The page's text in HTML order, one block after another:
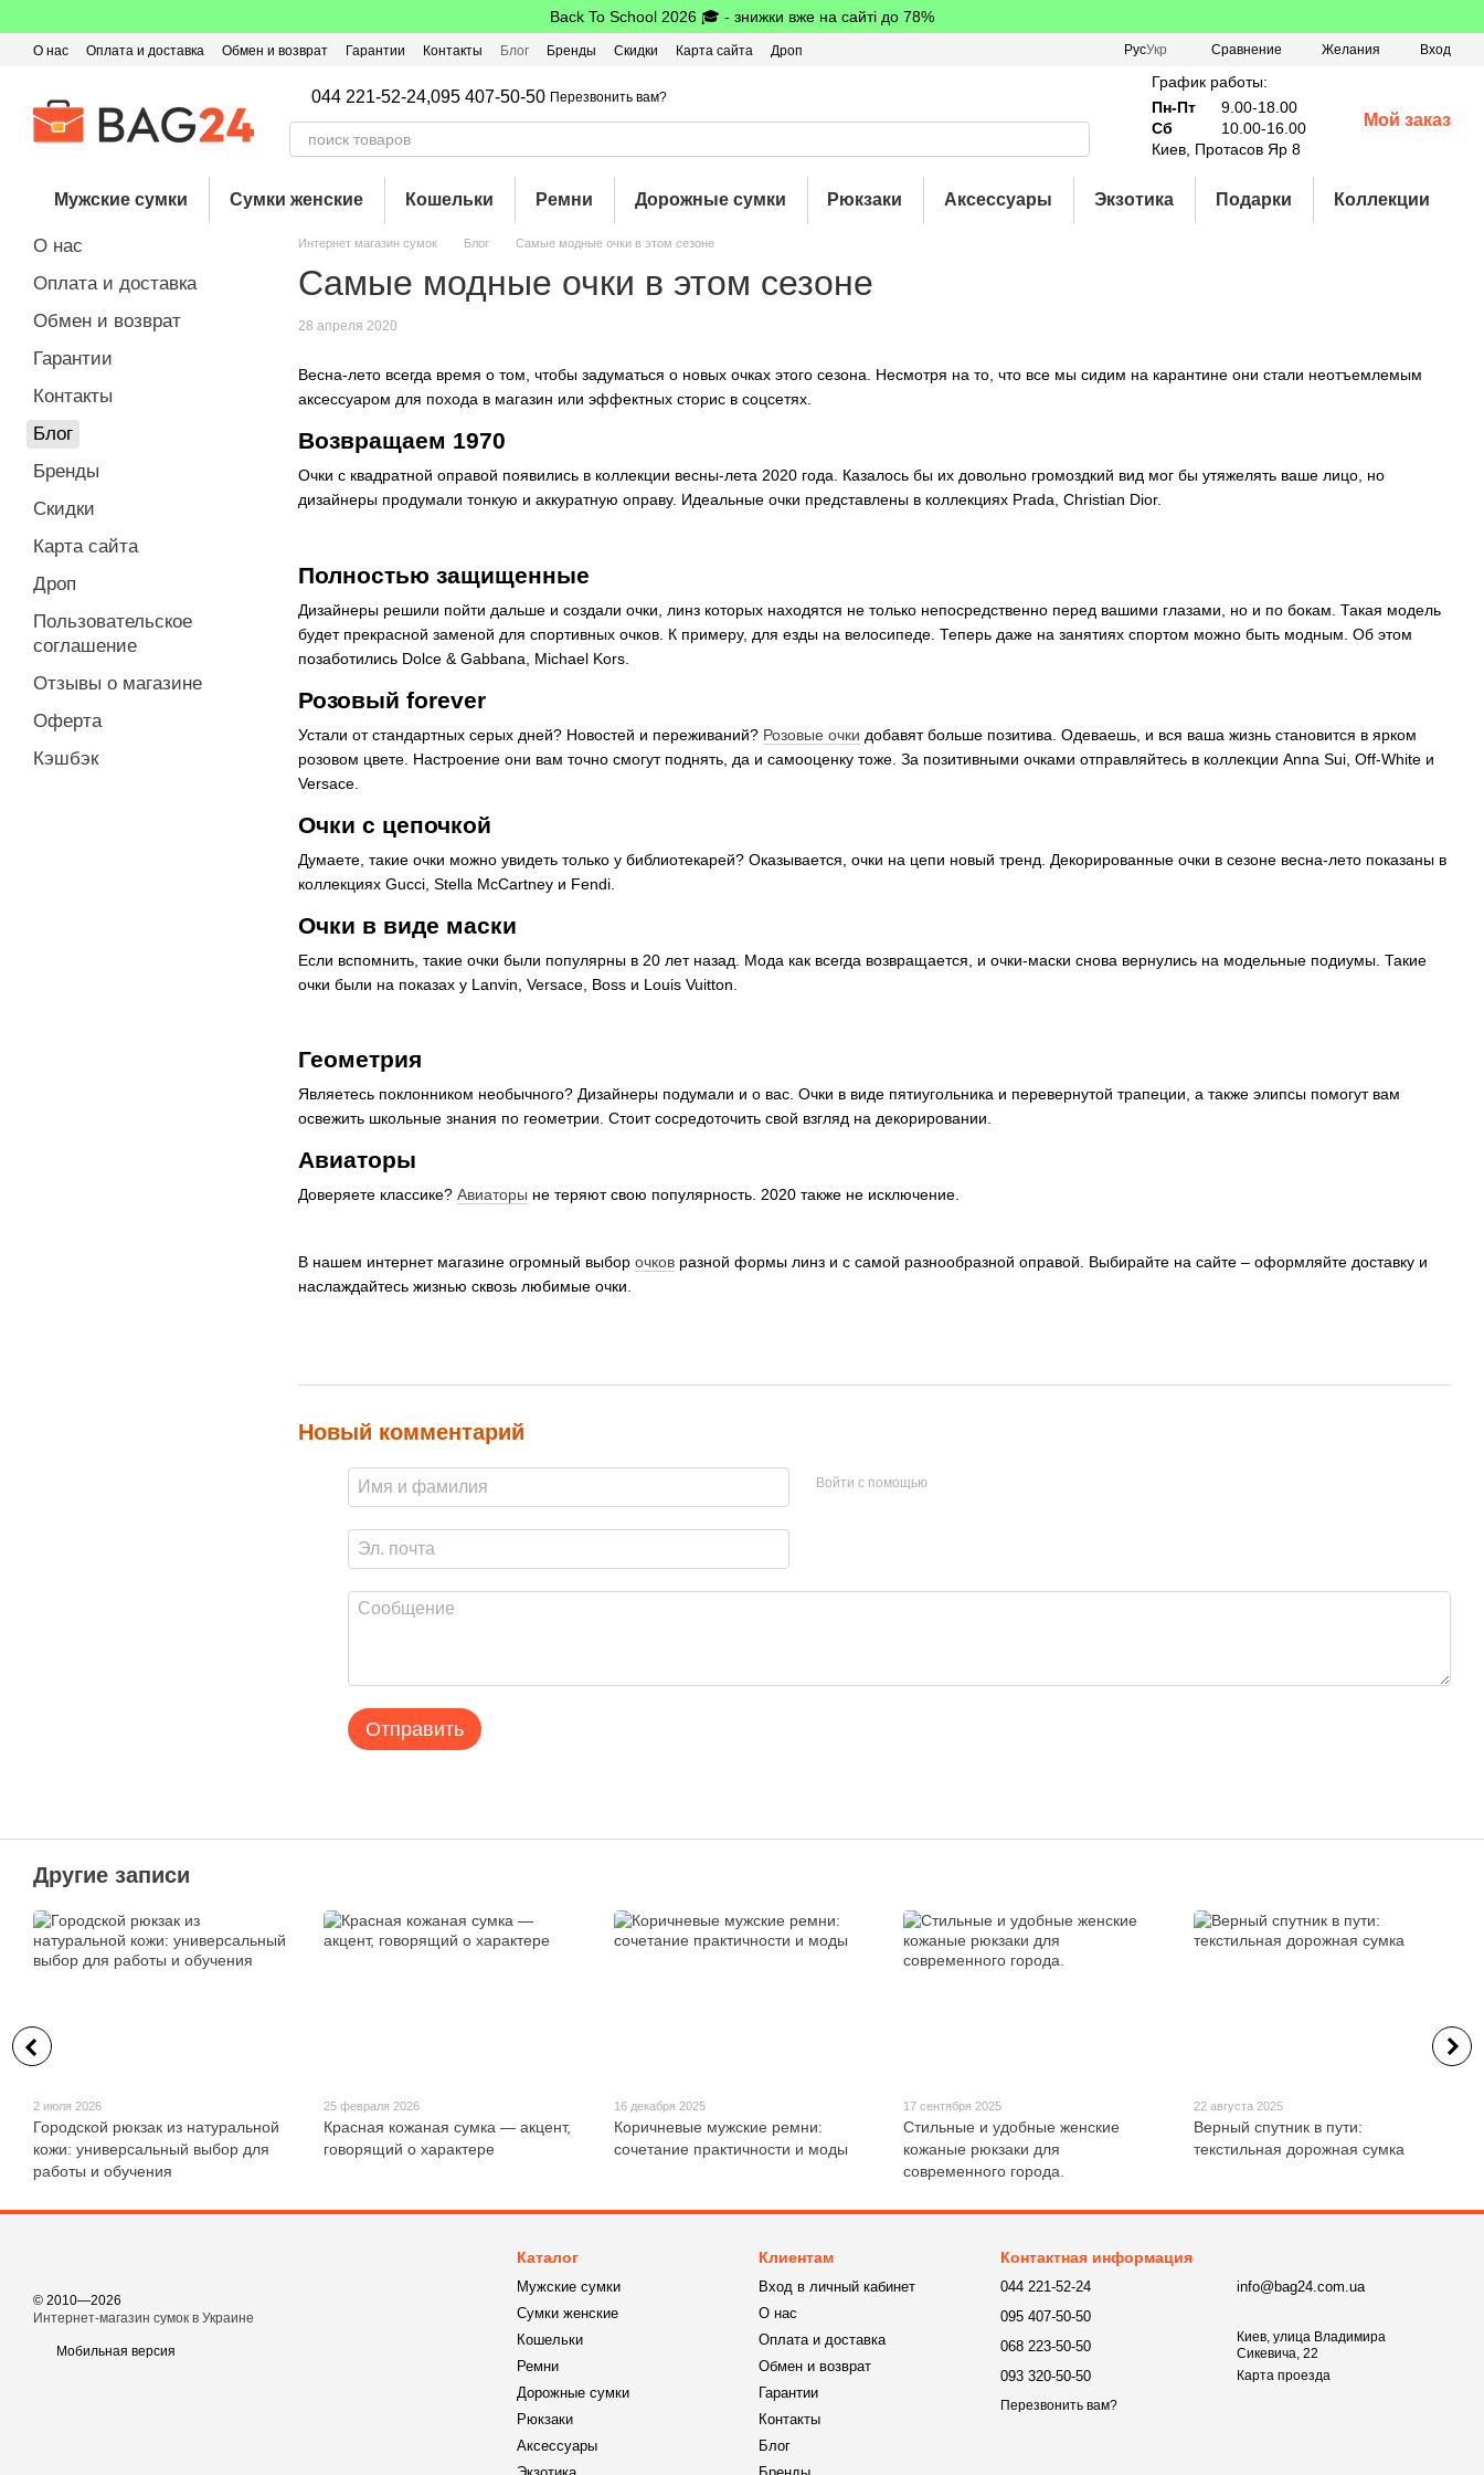
Back To School 2026 🎓 - знижки вже на сайті до 78%
О нас Оплата и доставка Обмен и возврат Гарантии Контакты Блог Бренды Скидки Карта сайта
Дроп
РусУкр Сравнение Желания Вход
044 221-52-24,095 407-50-50 Перезвонить вам?
График работы:
Пн-Пт
9.00-18.00
Сб
10.00-16.00
Киев, Протасов Яр 8
Мой заказ
Мужские сумки Сумки женские Кошельки Ремни Дорожные сумки Рюкзаки Аксессуары Экзотика Подарки Коллекции
Интернет магазин сумок Блог Самые модные очки в этом сезоне
Самые модные очки в этом сезоне
28 апреля 2020
Весна-лето всегда время о том, чтобы задуматься о новых очках этого сезона. Несмотря на то, что все мы сидим на карантине они стали неотъемлемым
аксессуаром для похода в магазин или эффектных сторис в соцсетях.
Возвращаем 1970
Очки с квадратной оправой появились в коллекции весны-лета 2020 года. Казалось бы их довольно громоздкий вид мог бы утяжелять ваше лицо, но
дизайнеры продумали тонкую и аккуратную оправу. Идеальные очки представлены в коллекциях Prada, Christian Dior.
Полностью защищенные
Дизайнеры решили пойти дальше и создали очки, линз которых находятся не только непосредственно перед вашими глазами, но и по бокам. Такая модель
будет прекрасной заменой для спортивных очков. К примеру, для езды на велосипеде. Теперь даже на занятиях спортом можно быть модным. Об этом
позаботились Dolce & Gabbana, Michael Kors.
Розовый forever
Устали от стандартных серых дней? Новостей и переживаний? Розовые очки добавят больше позитива. Одеваешь, и вся ваша жизнь становится в ярком
розовом цвете. Настроение они вам точно смогут поднять, да и самооценку тоже. За позитивными очками отправляйтесь в коллекции Anna Sui, Off-White и
Versace.
Очки с цепочкой
Думаете, такие очки можно увидеть только у библиотекарей? Оказывается, очки на цепи новый тренд. Декорированные очки в сезоне весна-лето показаны в
коллекциях Gucci, Stella McCartney и Fendi.
Очки в виде маски
Если вспомнить, такие очки были популярны в 20 лет назад. Мода как всегда возвращается, и очки-маски снова вернулись на модельные подиумы. Такие
очки были на показах у Lanvin, Versace, Boss и Louis Vuitton.
Геометрия
Являетесь поклонником необычного? Дизайнеры подумали и о вас. Очки в виде пятиугольника и перевернутой трапеции, а также элипсы помогут вам
освежить школьные знания по геометрии. Стоит сосредоточить свой взгляд на декорировании.
Авиаторы
Доверяете классике? Авиаторы не теряют свою популярность. 2020 также не исключение.
В нашем интернет магазине огромный выбор очков разной формы линз и с самой разнообразной оправой. Выбирайте на сайте – оформляйте доставку и
наслаждайтесь жизнью сквозь любимые очки.
Новый комментарий
Войти с помощью
Отправить
О нас
Оплата и доставка
Обмен и возврат
Гарантии
Контакты
Блог
Бренды
Скидки
Карта сайта
Дроп
Пользовательское
соглашение
Отзывы о магазине
Оферта
Кэшбэк
Другие записи
2 июля 2026
Городской рюкзак из натуральной
кожи: универсальный выбор для
работы и обучения
25 февраля 2026
Красная кожаная сумка — акцент,
говорящий о характере
16 декабря 2025
Коричневые мужские ремни:
сочетание практичности и моды
17 сентября 2025
Стильные и удобные женские
кожаные рюкзаки для
современного города.
22 августа 2025
Верный спутник в пути:
текстильная дорожная сумка
© 2010—2026
Интернет-магазин сумок в Украине
Мобильная версия
Каталог
Мужские сумки
Сумки женские
Кошельки
Ремни
Дорожные сумки
Рюкзаки
Аксессуары
Клиентам
Вход в личный кабинет
О нас
Оплата и доставка
Обмен и возврат
Гарантии
Контакты
Блог
Контактная информация
044 221-52-24
095 407-50-50
068 223-50-50
093 320-50-50
Перезвонить вам?
info@bag24.com.ua
Киев, улица Владимира
Сикевича, 22
Карта проезда